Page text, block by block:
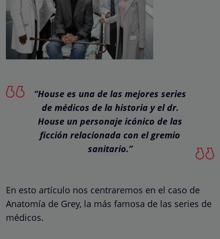
“House es una de las mejores series
de médicos de la historia y el dr.
House un personaje icónico de las
ficción relacionada con el gremio
sanitario.”
En esto artículo nos centraremos en el caso de
Anatomía de Grey, la más famosa de las series de
médicos.